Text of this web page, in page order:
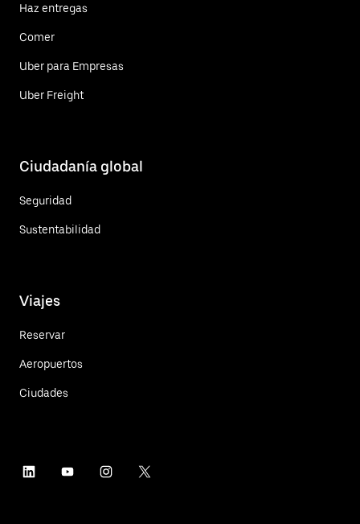
Haz entregas
Comer
Uber para Empresas
Uber Freight
Ciudadanía global
Seguridad
Sustentabilidad
Viajes
Reservar
Aeropuertos
Ciudades